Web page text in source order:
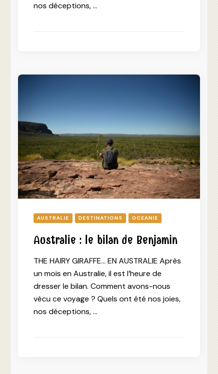
nos déceptions, …
AUSTRALIE DESTINATIONS OCEANIE
Australie : le bilan de Benjamin
THE HAIRY GIRAFFE… EN AUSTRALIE Après
un mois en Australie, il est l’heure de
dresser le bilan. Comment avons-nous
vécu ce voyage ? Quels ont été nos joies,
nos déceptions, …